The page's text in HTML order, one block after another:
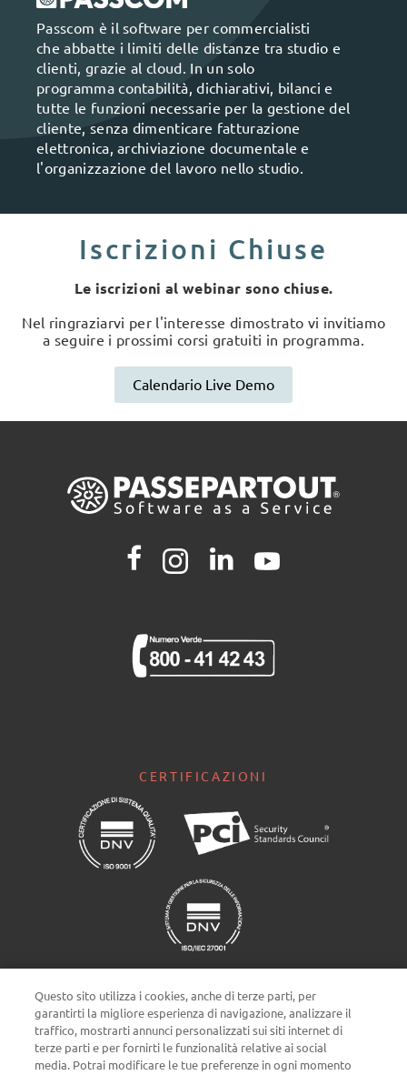
Passcom è il software per commercialisti
che abbatte i limiti delle distanze tra studio e
clienti, grazie al cloud. In un solo
programma contabilità, dichiarativi, bilanci e
tutte le funzioni necessarie per la gestione del
cliente, senza dimenticare fatturazione
elettronica, archiviazione documentale e
l'organizzazione del lavoro nello studio.
Iscrizioni Chiuse
Le iscrizioni al webinar sono chiuse.
Nel ringraziarvi per l'interesse dimostrato vi invitiamo
a seguire i prossimi corsi gratuiti in programma.
Calendario Live Demo
CERTIFICAZIONI
Impostazioni cookie
Questo sito utilizza i cookies, anche di terze parti, per
garantirti la migliore esperienza di navigazione, analizzare il
traffico, mostrarti annunci personalizzati sui siti internet di
terze parti e per fornirti le funzionalità relative ai social
media. Potrai modificare le tue preferenze in ogni momento